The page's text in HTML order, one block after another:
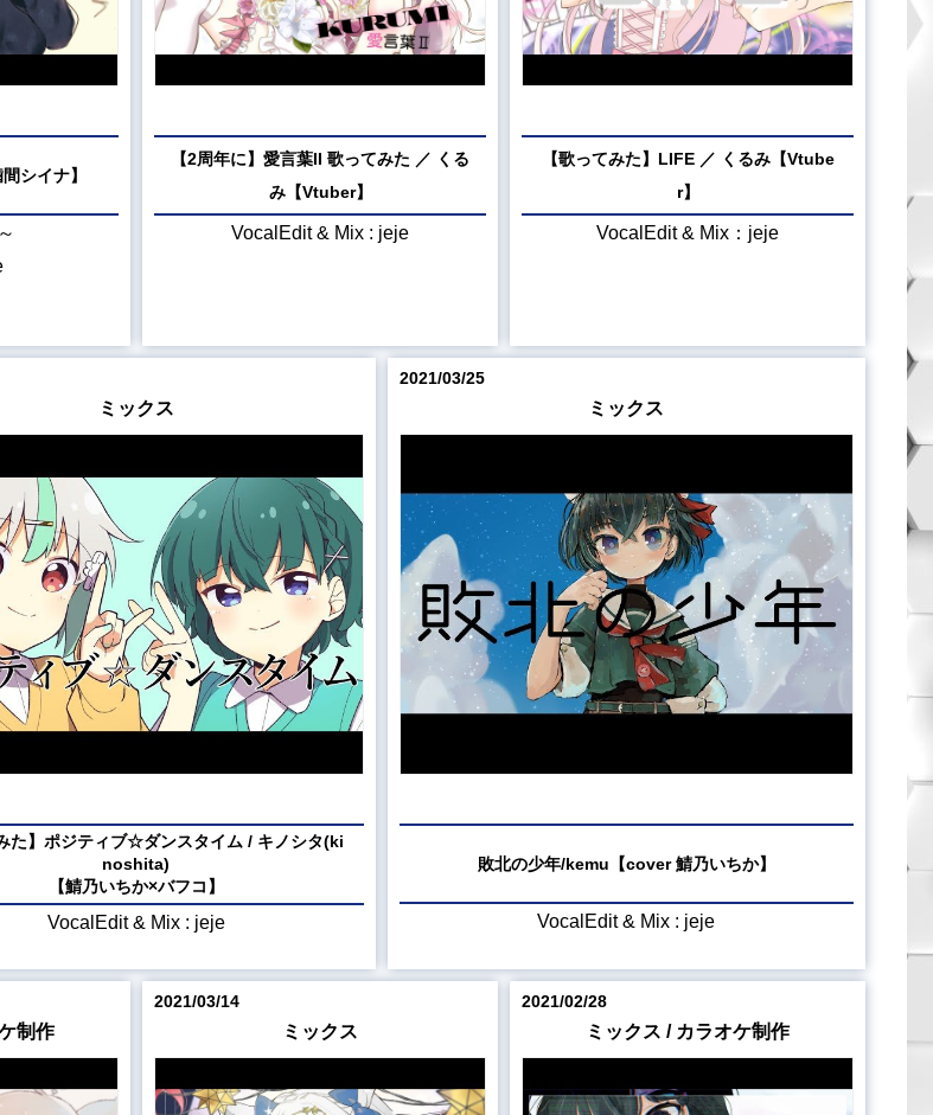
シイナ】
【2周年に】愛言葉II 歌ってみた ／ くる
み【Vtuber】
VocalEdit & Mix : jeje
【歌ってみた】LIFE ／ くるみ【Vtube
r】
VocalEdit & Mix：jeje
ミックス
た】ポジティブ☆ダンスタイム / キノシタ(ki
noshita)
【鯖乃いちか×バフコ】
VocalEdit & Mix : jeje
2021/03/25
ミックス
敗北の少年/kemu【cover 鯖乃いちか】
VocalEdit & Mix : jeje
制作
2021/03/14
ミックス
2021/02/28
ミックス / カラオケ制作